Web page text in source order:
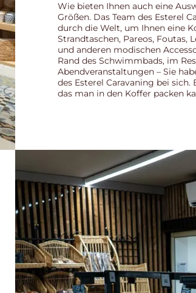
Wie bieten Ihnen auch eine
Größen. Das Team des Esterel
durch die Welt, um Ihnen eine
Strandtaschen, Pareos, Foutas,
und anderen modischen
Rand des Schwimmbads, im
Abendveranstaltungen – Sie
des Esterel Caravaning bei
das man in den Koffer packen